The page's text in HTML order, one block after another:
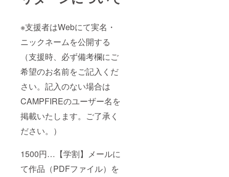
※支援者はWebにて実名・
ニックネームを公開する
（支援時、必ず備考欄にご
希望のお名前をご記入くだ
さい。記入のない場合は
CAMPFIREのユーザー名を
掲載いたします。ご了承く
ださい。）
1500円…【学割】メールに
て作品（PDFファイル）を